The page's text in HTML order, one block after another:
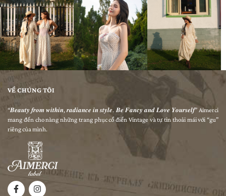
VỀ CHÚNG TÔI
“𝑩𝒆𝒂𝒖𝒕𝒚 𝒇𝒓𝒐𝒎 𝒘𝒊𝒕𝒉𝒊𝒏, 𝒓𝒂𝒅𝒊𝒂𝒏𝒄𝒆 𝒊𝒏 𝒔𝒕𝒚𝒍𝒆. 𝑩𝒆 𝑭𝒂𝒏𝒄𝒚 𝒂𝒏𝒅 𝑳𝒐𝒗𝒆 𝒀𝒐𝒖𝒓𝒔𝒆𝒍𝒇” Aimerci
mang đến cho nàng những trang phục cổ điển Vintage và tự tin thoải mái với “gu”
riêng của mình.